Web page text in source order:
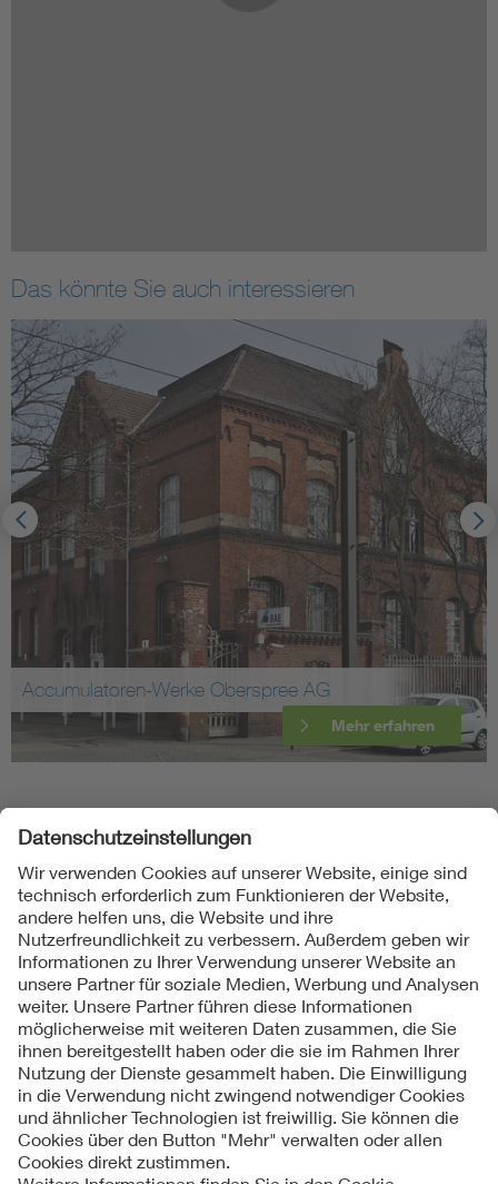
Das könnte Sie auch interessieren
Accumulatoren-Werke Oberspree AG
Mehr erfahren
Folgen Sie uns
Kontakte
Service
Impressum